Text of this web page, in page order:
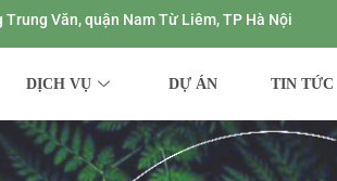
Văn, quận Nam Từ Liêm, TP Hà Nội
DỊCH VỤ DỰ ÁN TIN TỨC